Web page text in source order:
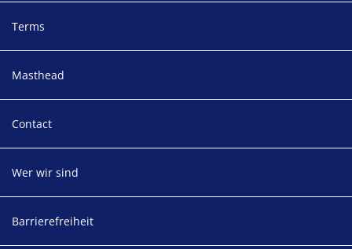
Terms
Masthead
Contact
Wer wir sind
Barrierefreiheit